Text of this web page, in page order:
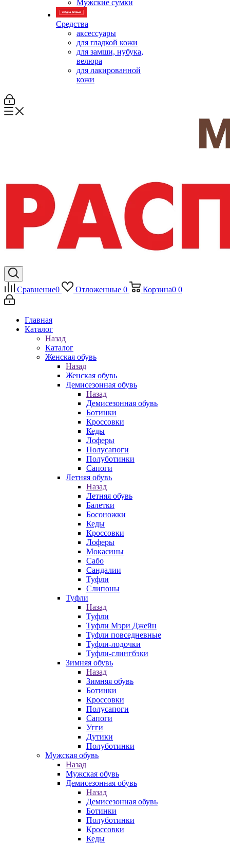
Мужские сумки
Средства
аксессуары
для гладкой кожи
для замши, нубука,
велюра
для лакированной
кожи
Сравнение0 Отложенные 0 Корзина0 0
Главная
Каталог
Назад
Каталог
Женская обувь
Назад
Женская обувь
Демисезонная обувь
Назад
Демисезонная обувь
Ботинки
Кроссовки
Кеды
Лоферы
Полусапоги
Полуботинки
Сапоги
Летняя обувь
Назад
Летняя обувь
Балетки
Босоножки
Кеды
Кроссовки
Лоферы
Мокасины
Сабо
Сандалии
Туфли
Слипоны
Туфли
Назад
Туфли
Туфли Мэри Джейн
Туфли повседневные
Туфли-лодочки
Туфли-слингбэки
Зимняя обувь
Назад
Зимняя обувь
Ботинки
Кроссовки
Полусапоги
Сапоги
Угги
Дутики
Полуботинки
Мужская обувь
Назад
Мужская обувь
Демисезонная обувь
Назад
Демисезонная обувь
Ботинки
Полуботинки
Кроссовки
Кеды